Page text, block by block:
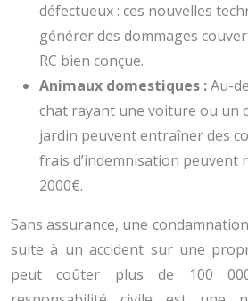
défectueux : ces nouvelles
générer des dommages
RC bien conçue.
Animaux domestiques :Au-
chat rayant une voiture ou un
jardin peuvent entraîner des
frais d’indemnisation peuvent
2000€.
Sans assurance, une
suite à un accident sur une
peut coûter plus de 100